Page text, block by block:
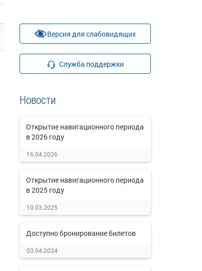
Версия для слабовидящих
Служба поддержки
Новости
Открытие навигационного периода
в 2026 году
16.04.2026
Открытие навигационного периода
в 2025 году
10.03.2025
Доступно бронирование билетов
03.04.2024